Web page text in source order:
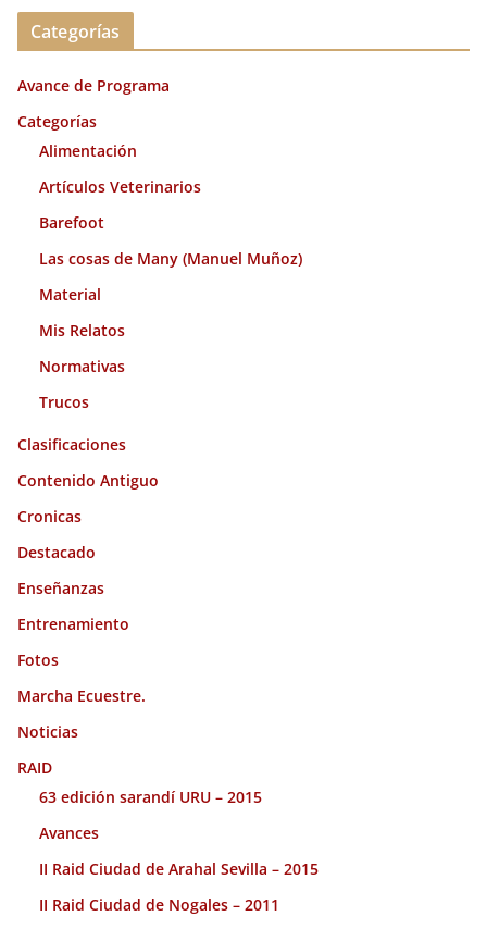
c
v
o
Categorías
Avance de Programa
Categorías
Alimentación
Artículos Veterinarios
Barefoot
Las cosas de Many (Manuel Muñoz)
Material
Mis Relatos
Normativas
Trucos
Clasificaciones
Contenido Antiguo
Cronicas
Destacado
Enseñanzas
Entrenamiento
Fotos
Marcha Ecuestre.
Noticias
RAID
63 edición sarandí URU – 2015
Avances
II Raid Ciudad de Arahal Sevilla – 2015
II Raid Ciudad de Nogales – 2011